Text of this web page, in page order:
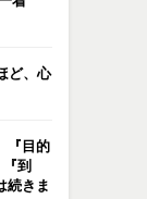
ど、心
『目的
到
続きま